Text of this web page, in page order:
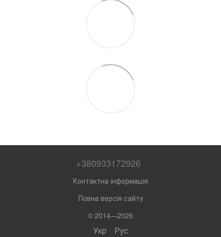
+380933172926
Контактна інформація
Повна версія сайту
© 2014—2026
Укр Рус